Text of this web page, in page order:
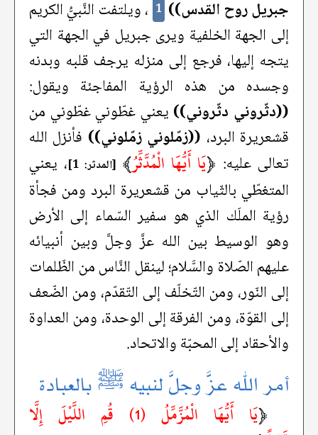
جبريل روح القدس)) 1 ، ويلتفت النَّبيُّ الكريم
إلى الجهة الخلفية ويرى جبريل في الجهة التي
يتجه إليها، فرجع إلى منزله يرجف قلبه وبدنه
وجسده من هذه الرؤية المفاجئة ويقول:
((دثّروني دثّروني)) يعني غطّوني غطّوني من
قشعريرة البرد، ((زمّلوني زمّلوني)) فأنزل الله
تعالى عليه: ﴿يَا أَيُّهَا الْمُدَّثِّرُ﴾ [المدثر: 1]
، يعني
المتغطّي بالثّياب من قشعريرة البرد ومن فجأة
رؤية الملَك الذي هو سفير السّماء إلى الأرض
وهو الوسيط بين الله عزَّ وجلَّ وبين أنبيائه
عليهم الصّلاة والسَّلام؛ لينقل النَّاس من الظّلمات
إلى النّور، ومن التّخلّف إلى التّقدّم، ومن الضّعف
إلى القوّة، ومن الفرقة إلى الوحدة، ومن العداوة
والأحقاد إلى المحبّة والاتحاد.
أمر الله عزَّ وجلَّ لنبيه ﷺ بالعبادة
﴿
يَا أَيُّهَا الْمُزَّمِّلُ (1) قُمِ اللَّيْلَ إِلَّا